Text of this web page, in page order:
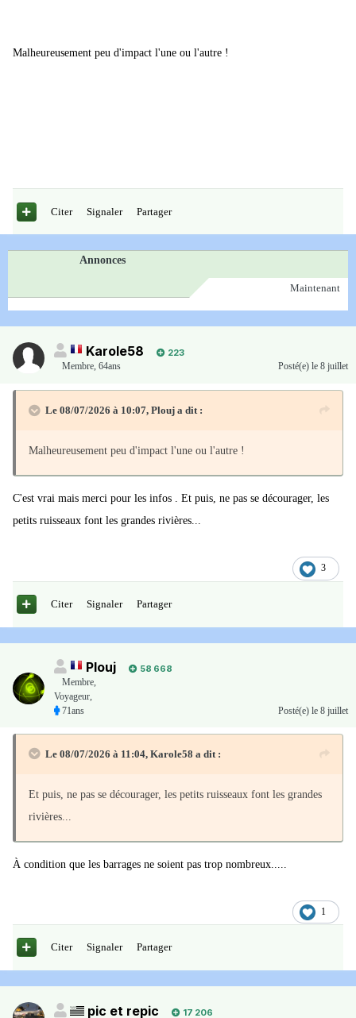
Malheureusement peu d'impact l'une ou l'autre !
Citer Signaler Partager
Annonces
Maintenant
Karole58
223
Membre, 64ans Posté(e) le 8 juillet
Le 08/07/2026 à 10:07, Plouj a dit :
Malheureusement peu d'impact l'une ou l'autre !
C'est vrai mais merci pour les infos . Et puis, ne pas se décourager, les
petits ruisseaux font les grandes rivières...
3
Citer Signaler Partager
Plouj
58 668
Membre
Voyageur,
71ans
Posté(e) le 8 juillet
Le 08/07/2026 à 11:04, Karole58 a dit :
Et puis, ne pas se décourager, les petits ruisseaux font les grandes
rivières...
À condition que les barrages ne soient pas trop nombreux.....
1
Citer Signaler Partager
pic et repic 17 206